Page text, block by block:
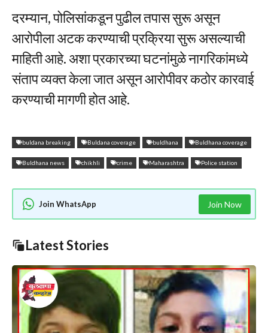
दरम्यान, पोलिसांकडून पुढील तपास सुरू असून
आरोपीला अटक करण्याची प्रक्रिया सुरू असल्याची
माहिती आहे. अशा प्रकारच्या घटनांमुळे नागरिकांमध्ये
संताप व्यक्त केला जात असून आरोपीवर कठोर कारवाई
करण्याची मागणी होत आहे.
buldana breaking Buldana coverage buldhana Buldhana coverage
Buldhana news chikhli crime Maharashtra Police station
Join WhatsApp Join Now
Latest Stories